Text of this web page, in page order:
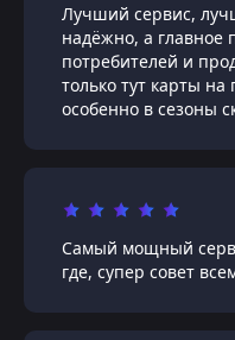
Лучший сервис,
надёжно, а главное
потребителей и
только тут карты на
особенно в сезоны
Самый мощный
где, супер совет